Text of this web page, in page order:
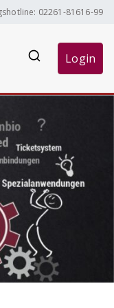
02261-81616-99
Login